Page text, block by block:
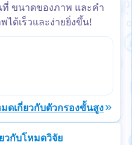
ขนาดของภาพ และคำ
ด้เร็วและง่ายยิ่งขึ้น!
ดเกี่ยวกับตัวกรองขั้นสูง
วกับโหมดวิจัย